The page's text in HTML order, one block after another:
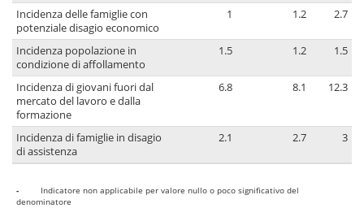
Incidenza delle famiglie con
potenziale disagio economico
1 1.2 2.7
Incidenza popolazione in
condizione di affollamento
1.5 1.2 1.5
Incidenza di giovani fuori dal
mercato del lavoro e dalla
formazione
6.8 8.1 12.3
Incidenza di famiglie in disagio
di assistenza
2.1 2.7 3
-
Indicatore non applicabile per valore nullo o poco significativo del
denominatore